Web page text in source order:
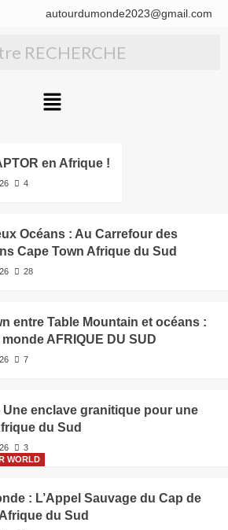
autourdumonde2023@gmail.com
en Afrique !
4
Océans : Au Carrefour des
Cape Town Afrique du Sud
28
entre Table Mountain et océans :
AFRIQUE DU SUD
7
enclave granitique pour une
du Sud
3
WORLD
: L’Appel Sauvage du Cap de
du Sud